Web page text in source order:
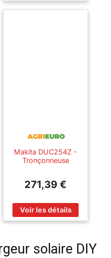
Makita DUC254Z -
Tronçonneuse
SANS BATTERIES NI
271,39 €
solaire DIY